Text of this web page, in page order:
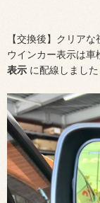
【交換後】クリア
ウインカー表示は車
表示 に配線しました